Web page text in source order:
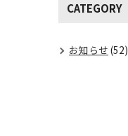
CATEGORY
お知らせ (52)